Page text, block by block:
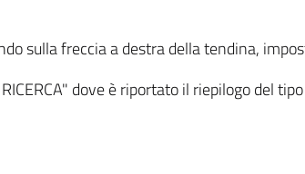
sulla freccia a destra della tendina,
dove è riportato il riepilogo del